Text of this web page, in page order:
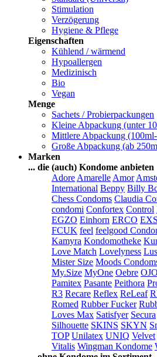
Stimulation
Verzögerung
Hygiene & Pflege
Eigenschaften
Kühlend / wärmend
Hypoallergen
Medizinisch
Bio
Vegan
Menge
Sachets / Probierpackungen
Kleine Abpackung (unter
Mittlere Abpackung
Große Abpackung (ab
Marken
... die (auch) Kondome anbieten
Adore Amarelle Amor
International Beppy Billy
Chess Condoms Claudia
condomi Confortex Control
EGZO Einhorn ERCO EXS
FCUK feel feelgood
Kamyra Kondomotheke
Love Match Lovelyness
Mister Size Moods
My.Size MyOne Oebre OJO
Pamitex Pasante Peithora
R3 Recare Reflex ReLeaf
Romed Rubber Fucker
Loves Max Satisfyer Secura
Silhouette SKINS SKYN
TOP Unilatex UNIQ Velvet
Vitalis Wingman Kondome